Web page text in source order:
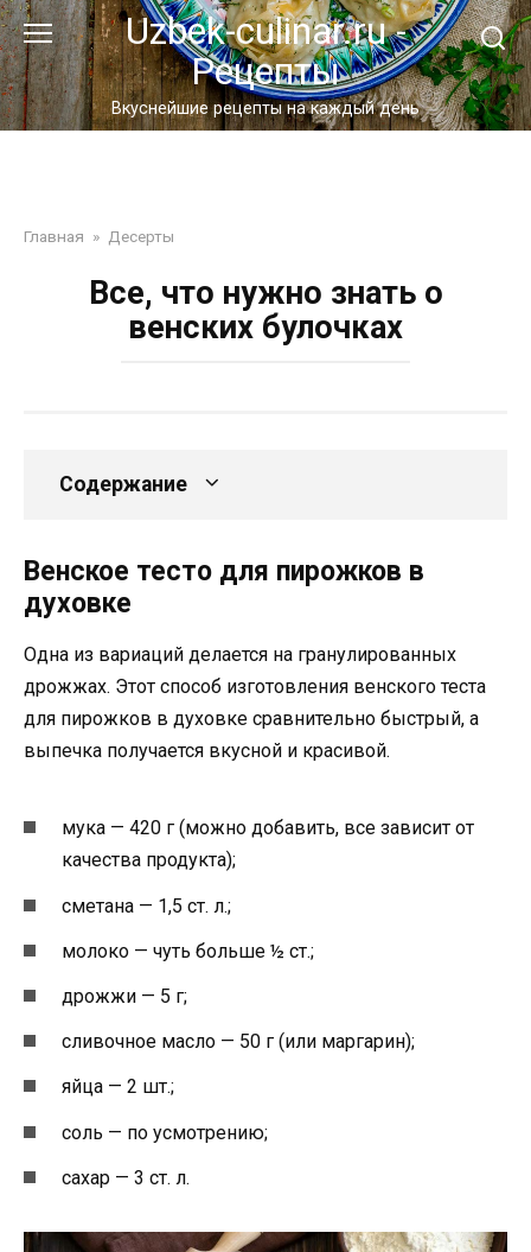
Перейти
к
контенту
Uzbek-culinar.ru -
Рецепты
Вкуснейшие рецепты на каждый день
Главная » Десерты
Все, что нужно знать о
венских булочках
Содержание
Венское тесто для пирожков в
духовке
Одна из вариаций делается на гранулированных
дрожжах. Этот способ изготовления венского теста
для пирожков в духовке сравнительно быстрый, а
выпечка получается вкусной и красивой.
мука — 420 г (можно добавить, все зависит от
качества продукта);
сметана — 1,5 ст. л.;
молоко — чуть больше ½ ст.;
дрожжи — 5 г;
сливочное масло — 50 г (или маргарин);
яйца — 2 шт.;
соль — по усмотрению;
сахар — 3 ст. л.